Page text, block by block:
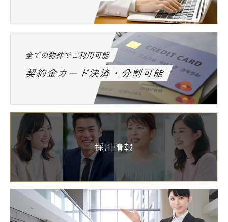
全ての物件でご利用可能
契約金カード決済・分割可能
採用情報